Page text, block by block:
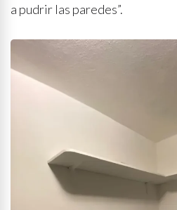
a pudrir las paredes”.